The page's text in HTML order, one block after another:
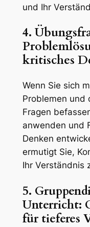
und Ihr
4.
kritisches
Wenn Sie sich
Problemen und
Fragen
anwenden und
Denken
ermutigt Sie,
Ihr Verständnis
5.
Unterricht:
für tieferes